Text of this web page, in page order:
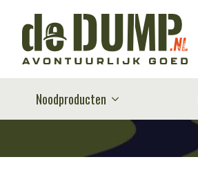
Noodproducten